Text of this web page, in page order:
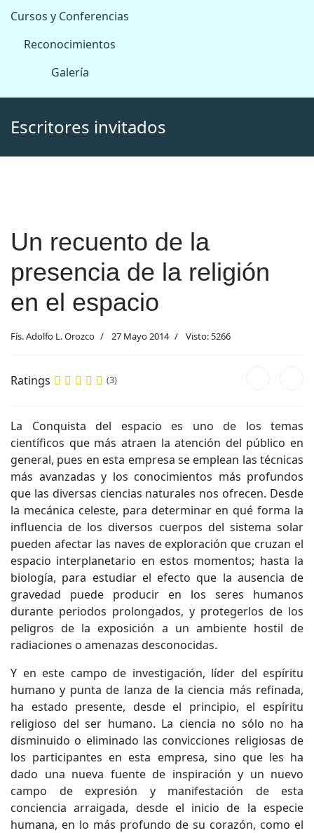
Cursos y Conferencias
Reconocimientos
Galería
Escritores invitados
Un recuento de la
presencia de la religión
en el espacio
Fís. Adolfo L. Orozco 27 Mayo 2014 Visto: 5266
Ratings (3)
La Conquista del espacio es uno de los temas
científicos que más atraen la atención del público en
general, pues en esta empresa se emplean las técnicas
más avanzadas y los conocimientos más profundos
que las diversas ciencias naturales nos ofrecen. Desde
la mecánica celeste, para determinar en qué forma la
influencia de los diversos cuerpos del sistema solar
pueden afectar las naves de exploración que cruzan el
espacio interplanetario en estos momentos; hasta la
biología, para estudiar el efecto que la ausencia de
gravedad puede producir en los seres humanos
durante periodos prolongados, y protegerlos de los
peligros de la exposición a un ambiente hostil de
radiaciones o amenazas desconocidas.
Y en este campo de investigación, líder del espíritu
humano y punta de lanza de la ciencia más refinada,
ha estado presente, desde el principio, el espíritu
religioso del ser humano. La ciencia no sólo no ha
disminuido o eliminado las convicciones religiosas de
los participantes en esta empresa, sino que les ha
dado una nueva fuente de inspiración y un nuevo
campo de expresión y manifestación de esta
conciencia arraigada, desde el inicio de la especie
humana, en lo más profundo de su corazón, como el